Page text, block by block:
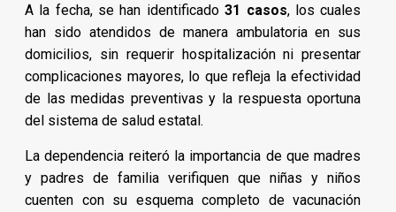
A la fecha, se han identificado31 casos, los cuales
han sido atendidos de manera ambulatoria en sus
domicilios, sin requerir hospitalización ni presentar
complicaciones mayores, lo que refleja la efectividad
de las medidas preventivas y la respuesta oportuna
del sistema de salud estatal.
La dependencia reiteró la importancia de que madres
y padres de familia verifiquen que niñas y niños
cuenten con su esquema completo de vacunación